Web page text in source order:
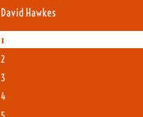
David Hawkes
1
2
3
4